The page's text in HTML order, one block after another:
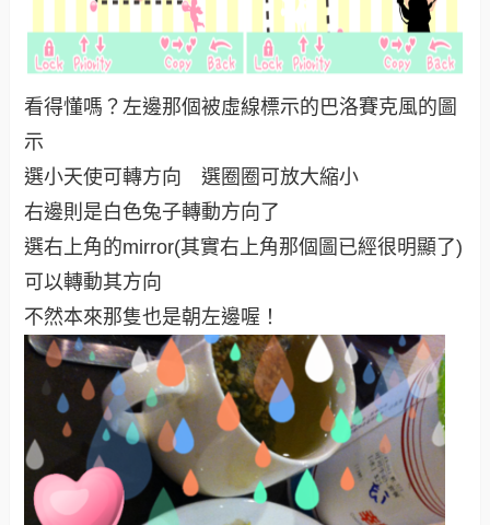
看得懂嗎？左邊那個被虛線標示的巴洛賽克風的圖
示
選小天使可轉方向 選圈圈可放大縮小
右邊則是白色兔子轉動方向了
選右上角的mirror(其實右上角那個圖已經很明顯了)
可以轉動其方向
不然本來那隻也是朝左邊喔！